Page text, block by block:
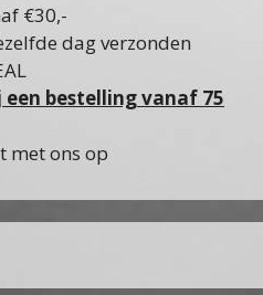
€30,-
dag verzonden
bestelling vanaf 75
met ons op